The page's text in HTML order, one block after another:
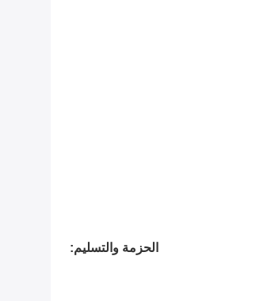
الحزمة والتسليم: